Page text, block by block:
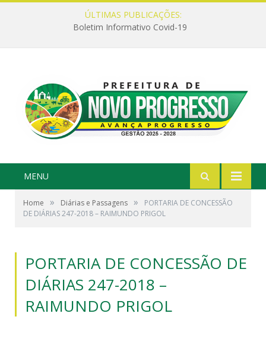
ÚLTIMAS PUBLICAÇÕES:
Boletim Informativo Covid-19
MENU
Home » Diárias e Passagens »
PORTARIA DE CONCESSÃO
DE DIÁRIAS 247-2018 – RAIMUNDO PRIGOL
PORTARIA DE CONCESSÃO DE
DIÁRIAS 247-2018 –
RAIMUNDO PRIGOL